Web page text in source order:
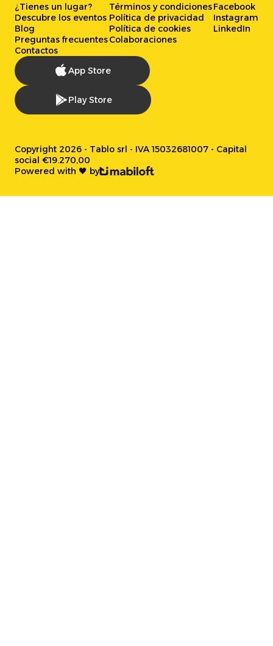
¿Tienes un lugar?
Descubre los eventos
Blog
Preguntas frecuentes
Contactos
Términos y condiciones
Política de privacidad
Política de cookies
Colaboraciones
Facebook
Instagram
LinkedIn
App Store
Play Store
Copyright 2026 - Tablo srl - IVA 15032681007 - Capital
social €19.270,00
Powered with 🖤 by